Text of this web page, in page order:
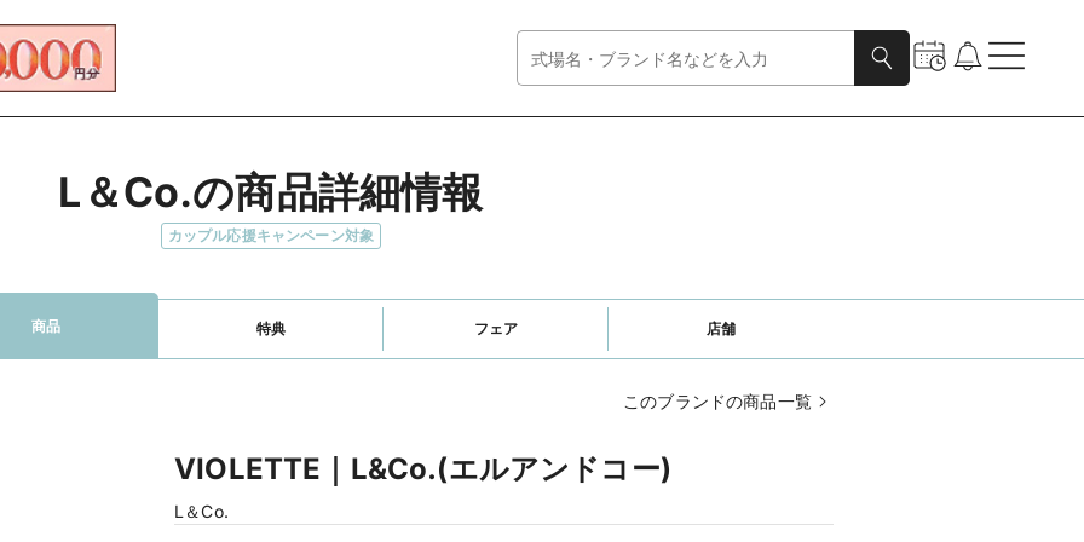
L＆Co.の商品詳細情報
カップル応援キャンペーン対象
商品 特典 フェア 店舗
このブランドの商品一覧
VIOLETTE｜L&Co.(エルアンドコー)
L＆Co.